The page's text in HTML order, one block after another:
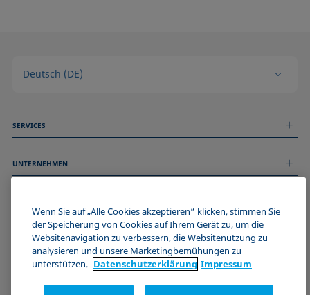
Deutsch (DE)
SERVICES
Technischer Service
UNTERNEHMEN
Stellenangebote
Events
Impressum
Datenschutzerklärung
Cookie-Richtlinie
WERDE TEIL DER KRÜSS COMMUNITY
Wenn Sie auf „Alle Cookies akzeptieren“ klicken, stimmen Sie
der Speicherung von Cookies auf Ihrem Gerät zu, um die
Websitenavigation zu verbessern, die Websitenutzung zu
analysieren und unsere Marketingbemühungen zu
unterstützen. Datenschutz­erklärung Impressum